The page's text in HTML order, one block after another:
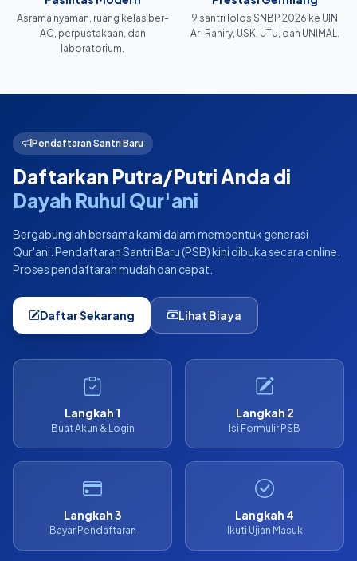
Asrama nyaman, ruang kelas ber-
AC, perpustakaan, dan
laboratorium.
9 santri lolos SNBP 2026 ke UIN
Ar-Raniry, USK, UTU, dan UNIMAL.
Pendaftaran Santri Baru
Daftarkan Putra/Putri Anda di
Dayah Ruhul Qur'ani
Bergabunglah bersama kami dalam membentuk generasi
Qur'ani. Pendaftaran Santri Baru (PSB) kini dibuka secara online.
Proses pendaftaran mudah dan cepat.
Daftar Sekarang Lihat Biaya
Langkah 1
Buat Akun & Login
Langkah 2
Isi Formulir PSB
Langkah 3
Bayar Pendaftaran
Langkah 4
Ikuti Ujian Masuk